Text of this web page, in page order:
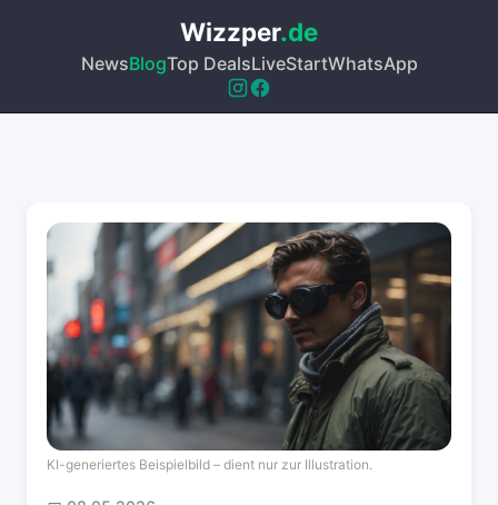
Wizzper.de
NewsBlogTop DealsLiveStartWhatsApp
KI-generiertes Beispielbild – dient nur zur Illustration.